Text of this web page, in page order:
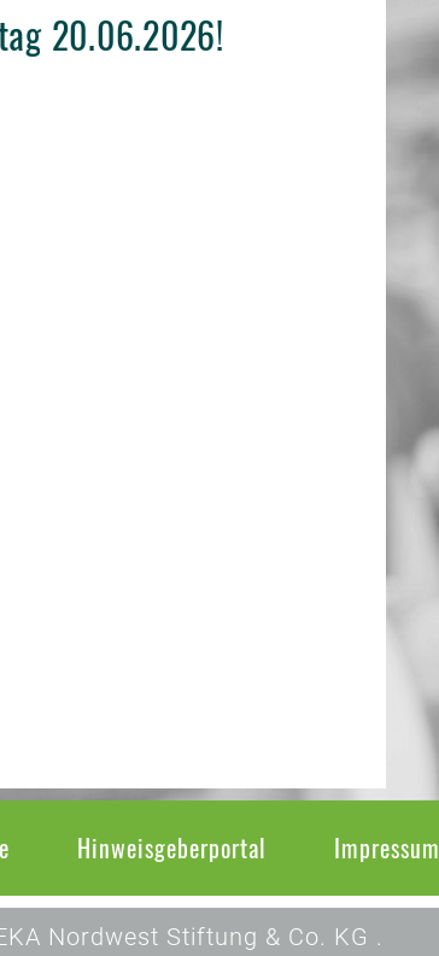
20.06.2026!
Hinweisgeberportal Impressum
Nordwest Stiftung & Co. KG .